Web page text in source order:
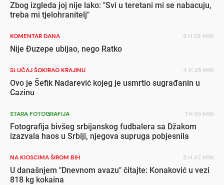
Zbog izgleda joj nije lako: "Svi u teretani mi se nabacuju,
treba mi tjelohranitelj"
KOMENTAR DANA 5 H 28 MIN
Nije Đuzepe ubijao, nego Ratko
SLUČAJ ŠOKIRAO KRAJINU 4 H 35 MIN
Ovo je Šefik Nadarević kojeg je usmrtio sugrađanin u
Cazinu
STARA FOTOGRAFIJA 1 H 55 MIN
Fotografija bivšeg srbijanskog fudbalera sa Džakom
izazvala haos u Srbiji, njegova supruga pobjesnila
NA KIOSCIMA ŠIROM BIH 5 H 42 MIN
U današnjem "Dnevnom avazu" čitajte: Konaković u vezi
818 kg kokaina